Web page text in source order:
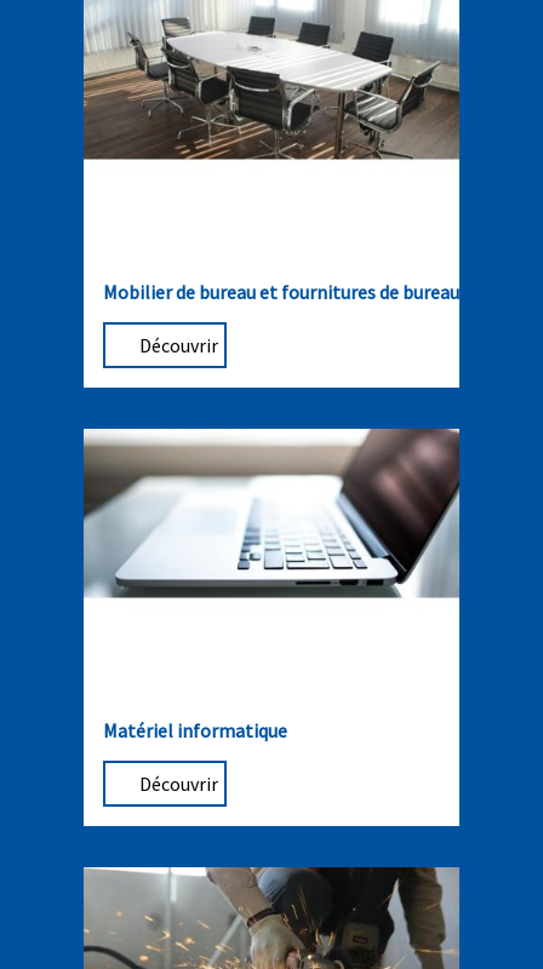
Mobilier de bureau et fournitures de bureau
Découvrir
Matériel informatique
Découvrir